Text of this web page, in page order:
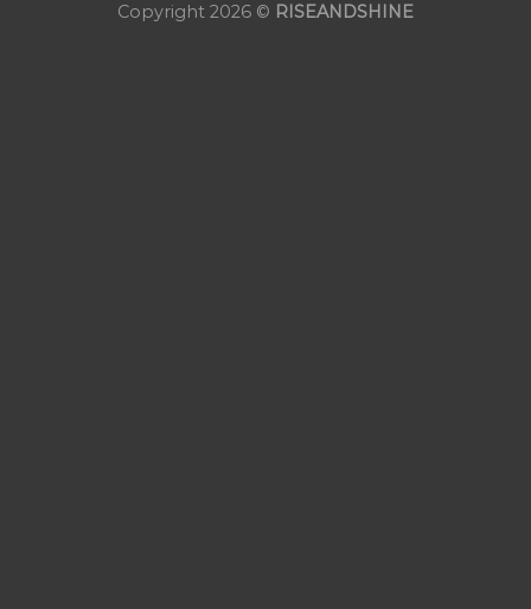
Copyright 2026 © RISEANDSHINE